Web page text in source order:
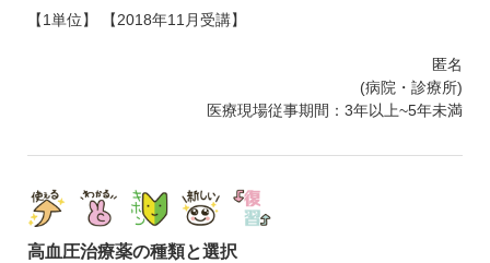
【1単位】 【2018年11月受講】
匿名
(病院・診療所)
医療現場従事期間：3年以上~5年未満
高血圧治療薬の種類と選択